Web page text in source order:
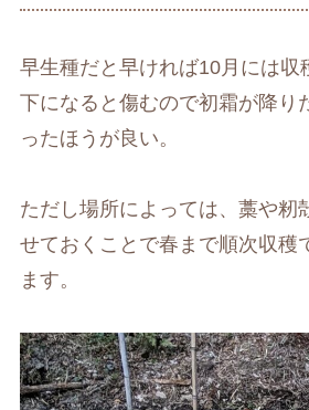
早生種だと早ければ10月には
下になると傷むので初霜が降り
ったほうが良い。
ただし場所によっては、藁や籾
せておくことで春まで順次収穫
ます。